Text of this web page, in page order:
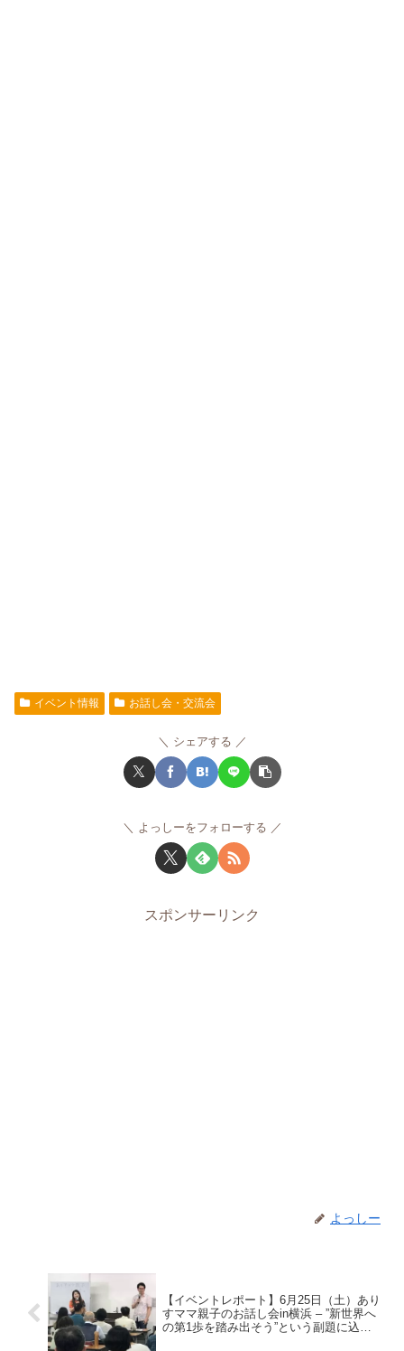
イベント情報 お話し会・交流会
シェアする
よっしーをフォローする
スポンサーリンク
よっしー
【イベントレポート】6月25日（土）あり
すママ親子のお話し会in横浜 – ”新世界へ
の第1歩を踏み出そう”という副題に込め